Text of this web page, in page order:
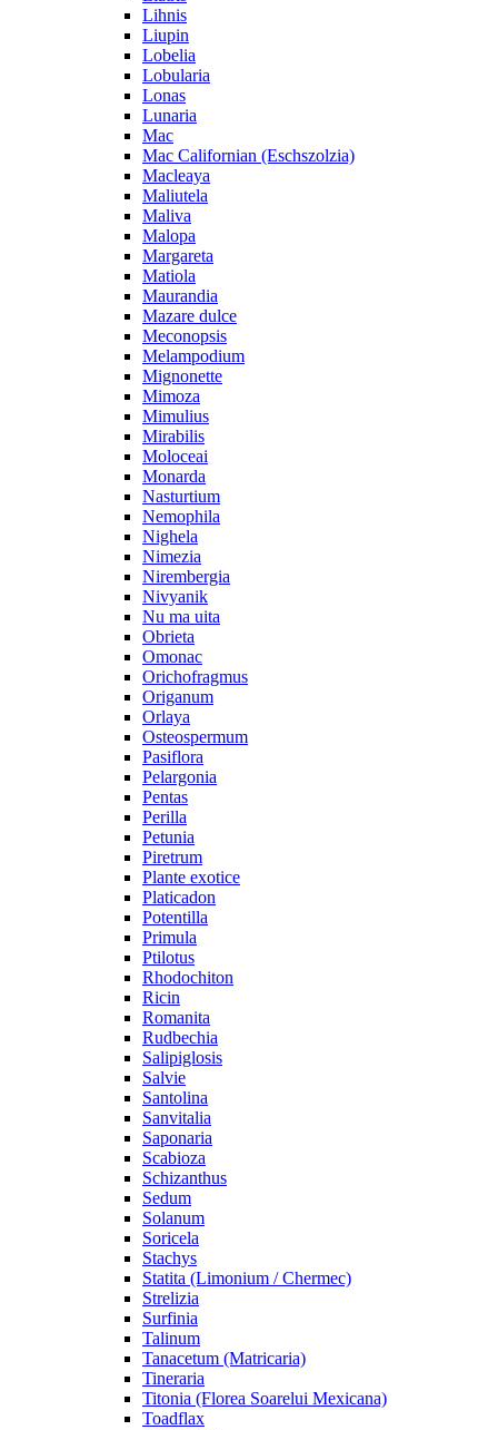
Lihnis
Liupin
Lobelia
Lobularia
Lonas
Lunaria
Mac
Mac Californian (Eschszolzia)
Macleaya
Maliutela
Maliva
Malopa
Margareta
Matiola
Maurandia
Mazare dulce
Meconopsis
Melampodium
Mignonette
Mimoza
Mimulius
Mirabilis
Moloceai
Monarda
Nasturtium
Nemophila
Nighela
Nimezia
Nirembergia
Nivyanik
Nu ma uita
Obrieta
Omonac
Orichofragmus
Origanum
Orlaya
Osteospermum
Pasiflora
Pelargonia
Pentas
Perilla
Petunia
Piretrum
Plante exotice
Platicadon
Potentilla
Primula
Ptilotus
Rhodochiton
Ricin
Romanita
Rudbechia
Salipiglosis
Salvie
Santolina
Sanvitalia
Saponaria
Scabioza
Schizanthus
Sedum
Solanum
Soricela
Stachys
Statita (Limonium / Chermec)
Strelizia
Surfinia
Talinum
Tanacetum (Matricaria)
Tineraria
Titonia (Florea Soarelui Mexicana)
Toadflax